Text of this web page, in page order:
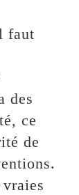
faut
des
ce
de